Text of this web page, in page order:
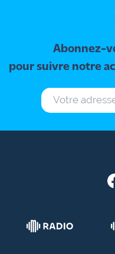
Abonnez-
pour suivre notre